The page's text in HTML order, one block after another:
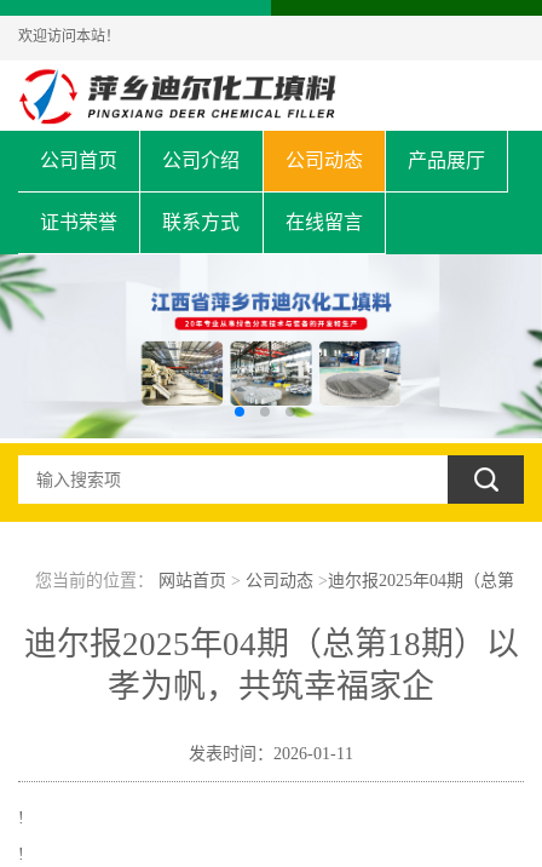
欢迎访问本站！
公司首页 公司介绍 公司动态 产品展厅
证书荣誉 联系方式 在线留言
您当前的位置： 网站首页 > 公司动态>迪尔报2025年04期（总第
18期）以孝为帆，共筑幸福家企
迪尔报2025年04期（总第18期）以
孝为帆，共筑幸福家企
发表时间：2026-01-11
!
!